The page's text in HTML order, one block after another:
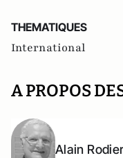
THEMATIQUES
International
A PROPOS
Alain